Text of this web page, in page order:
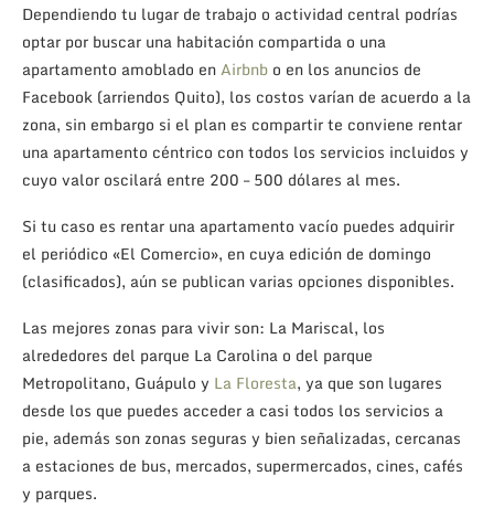
Dependiendo tu lugar de trabajo o actividad central podrías
optar por buscar una habitación compartida o una
apartamento amoblado enAirbnb o en los anuncios de
Facebook (arriendos Quito), los costos varían de acuerdo a la
zona, sin embargo si el plan es compartir te conviene rentar
una apartamento céntrico con todos los servicios incluidos y
cuyo valor oscilará entre 200 – 500 dólares al mes.
Si tu caso es rentar una apartamento vacío puedes adquirir
el periódico «El Comercio», en cuya edición de domingo
(clasificados), aún se publican varias opciones disponibles.
Las mejores zonas para vivir son: La Mariscal, los
alrededores del parque La Carolina o del parque
Metropolitano, Guápulo y La Floresta, ya que son lugares
desde los que puedes acceder a casi todos los servicios a
pie, además son zonas seguras y bien señalizadas, cercanas
a estaciones de bus, mercados, supermercados, cines, cafés
y parques.